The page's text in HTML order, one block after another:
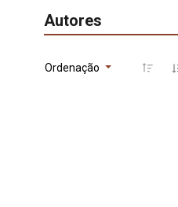
Autores
Ordenação